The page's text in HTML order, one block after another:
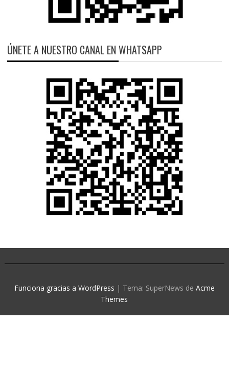
ÚNETE A NUESTRO CANAL EN WHATSAPP
Funciona gracias a WordPress | Tema: SuperNews de Acme
Themes